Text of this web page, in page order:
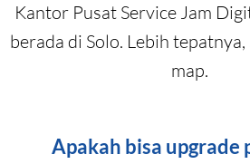
Kantor Pusat Service Jam
berada di Solo. Lebih
map.
Apakah bisa upgrade